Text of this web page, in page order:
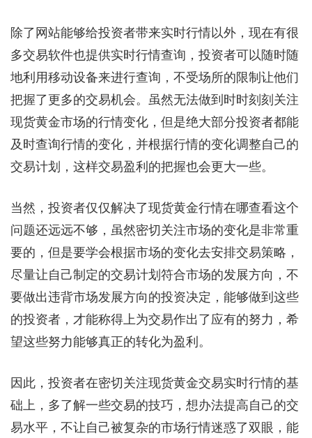
除了网站能够给投资者带来实时行情以外，现在有很
多交易软件也提供实时行情查询，投资者可以随时随
地利用移动设备来进行查询，不受场所的限制让他们
把握了更多的交易机会。虽然无法做到时时刻刻关注
现货黄金市场的行情变化，但是绝大部分投资者都能
及时查询行情的变化，并根据行情的变化调整自己的
交易计划，这样交易盈利的把握也会更大一些。
当然，投资者仅仅解决了现货黄金行情在哪查看这个
问题还远远不够，虽然密切关注市场的变化是非常重
要的，但是要学会根据市场的变化去安排交易策略，
尽量让自己制定的交易计划符合市场的发展方向，不
要做出违背市场发展方向的投资决定，能够做到这些
的投资者，才能称得上为交易作出了应有的努力，希
望这些努力能够真正的转化为盈利。
因此，投资者在密切关注现货黄金交易实时行情的基
础上，多了解一些交易的技巧，想办法提高自己的交
易水平，不让自己被复杂的市场行情迷惑了双眼，能